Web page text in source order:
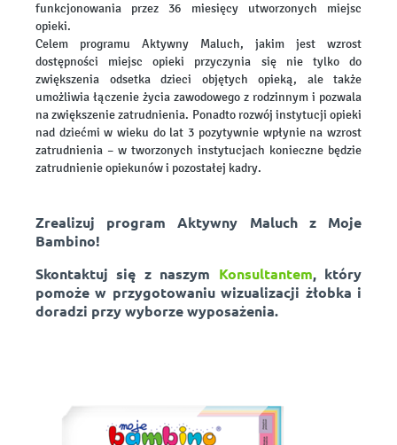
funkcjonowania przez 36 miesięcy utworzonych miejsc
opieki.
Celem programu Aktywny Maluch, jakim jest wzrost
dostępności miejsc opieki przyczynia się nie tylko do
zwiększenia odsetka dzieci objętych opieką, ale także
umożliwia łączenie życia zawodowego z rodzinnym i pozwala
na zwiększenie zatrudnienia. Ponadto rozwój instytucji opieki
nad dziećmi w wieku do lat 3 pozytywnie wpłynie na wzrost
zatrudnienia – w tworzonych instytucjach konieczne będzie
zatrudnienie opiekunów i pozostałej kadry.
Zrealizuj program Aktywny Maluch z Moje
Bambino!
Skontaktuj się z naszym Konsultantem, który
pomoże w przygotowaniu wizualizacji żłobka i
doradzi przy wyborze wyposażenia.